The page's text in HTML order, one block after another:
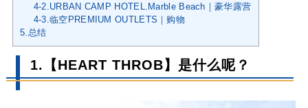
4-2.URBAN CAMP HOTEL.Marble Beach｜豪华露营
4-3.临空PREMIUM OUTLETS｜购物
5.总结
1.【HEART THROB】是什么呢？